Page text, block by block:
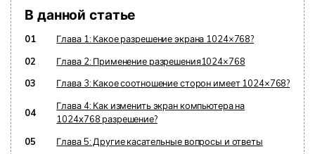
В данной статье
01
Глава 1: Какое разрешение экрана 1024×768?
02
Глава 2: Применение разрешения1024×768
03
Глава 3: Какое соотношение сторон имеет 1024×768?
04
Глава 4: Как изменить экран компьютера на
1024x768 разрешение?
05
Глава 5: Другие касательные вопросы и ответы